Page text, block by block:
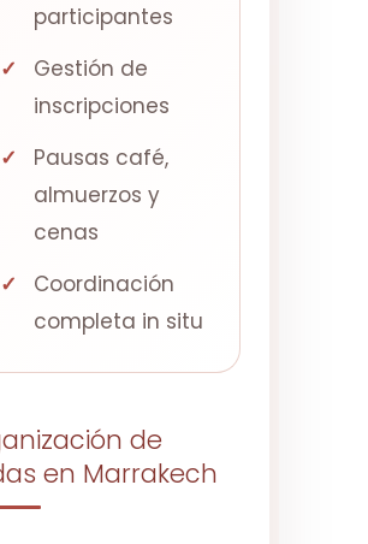
participantes
Gestión de
inscripciones
Pausas café,
almuerzos y
cenas
Coordinación
completa in situ
de
en Marrakech